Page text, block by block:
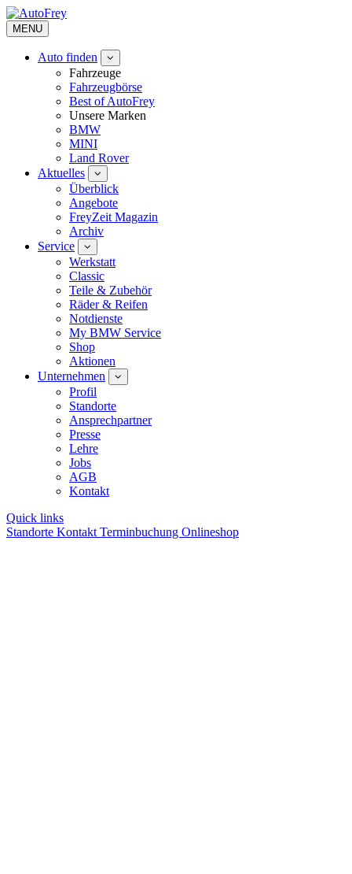
MENU
Auto finden
Fahrzeuge
Fahrzeugbörse
Best of AutoFrey
Unsere Marken
BMW
MINI
Land Rover
Aktuelles
Überblick
Angebote
FreyZeit Magazin
Archiv
Service
Werkstatt
Classic
Teile & Zubehör
Räder & Reifen
Notdienste
My BMW Service
Shop
Aktionen
Unternehmen
Profil
Standorte
Ansprechpartner
Presse
Lehre
Jobs
AGB
Kontakt
Quick links
Standorte Kontakt Terminbuchung Onlineshop